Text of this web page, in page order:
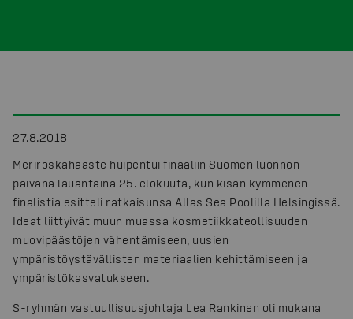
27.8.2018
Meriroskahaaste huipentui finaaliin Suomen luonnon
päivänä lauantaina 25. elokuuta, kun kisan kymmenen
finalistia esitteli ratkaisunsa Allas Sea Poolilla Helsingissä.
Ideat liittyivät muun muassa kosmetiikkateollisuuden
muovipäästöjen vähentämiseen, uusien
ympäristöystävällisten materiaalien kehittämiseen ja
ympäristökasvatukseen.
S-ryhmän vastuullisuusjohtaja Lea Rankinen oli mukana